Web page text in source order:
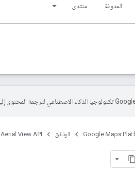
المدونة منتدى
Google Maps الوثائق Aerial View API